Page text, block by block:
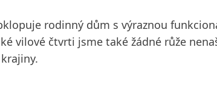
rodinný dům s výraznou
vilové čtvrti jsme také žádné růže